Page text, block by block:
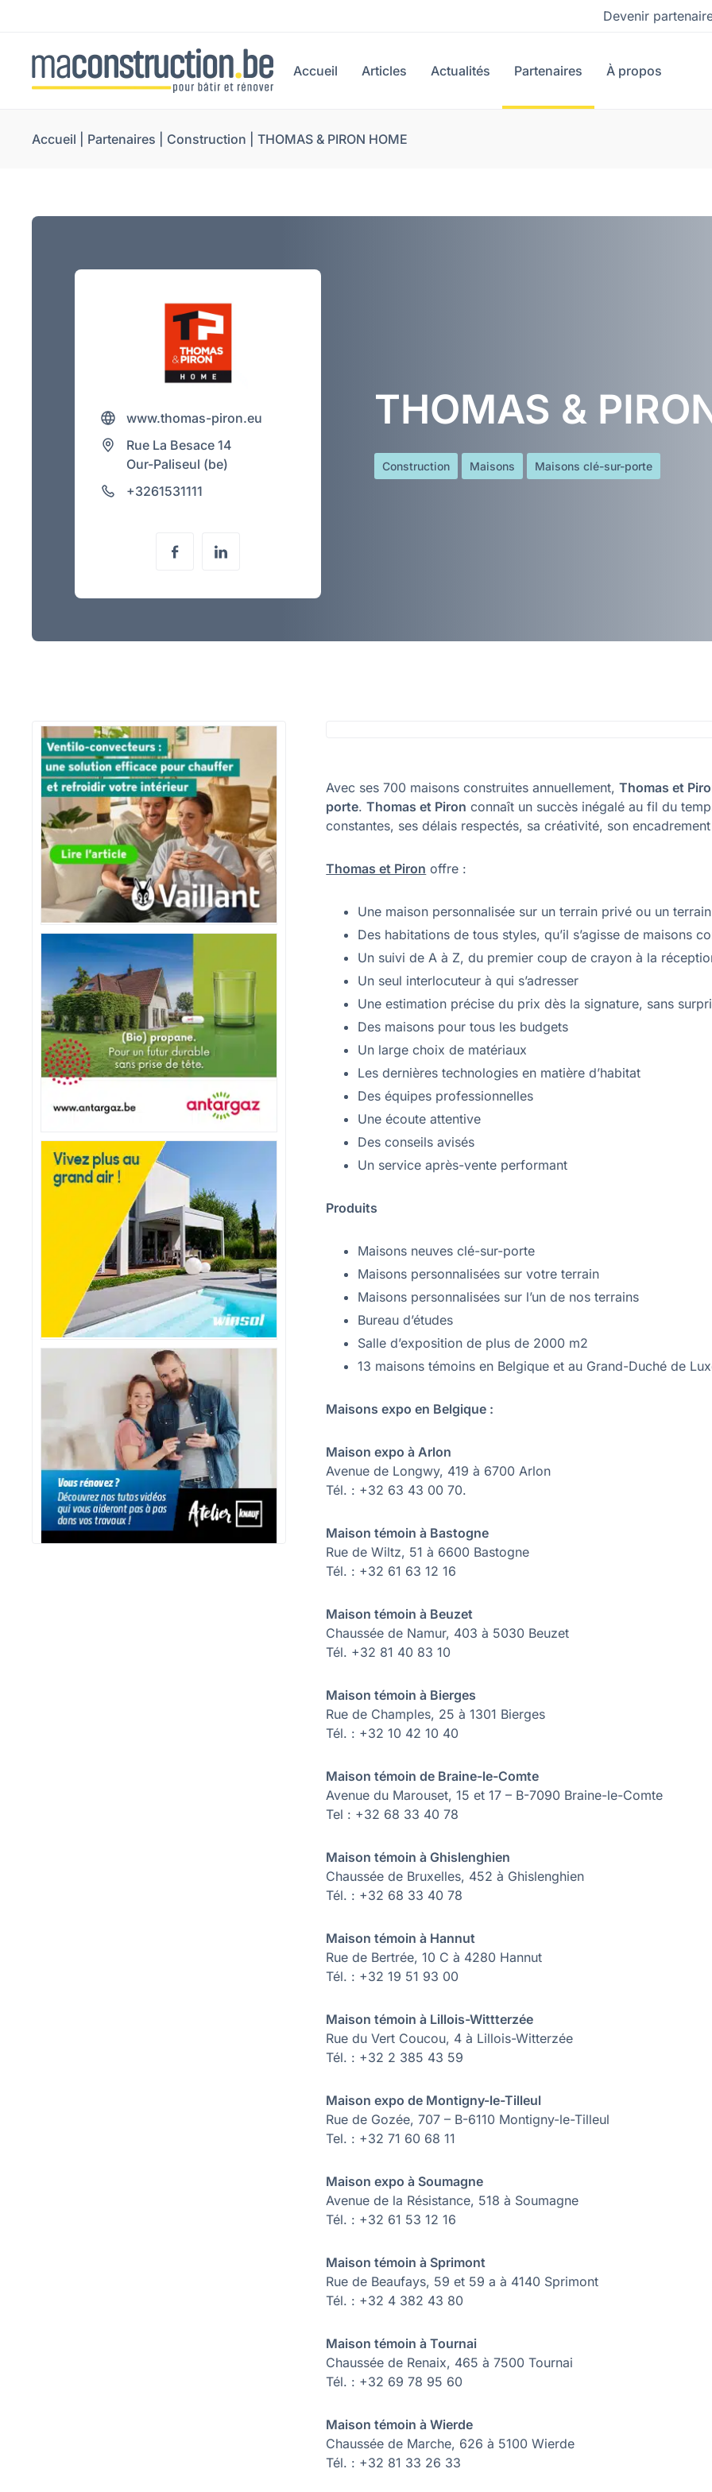
Devenir
Accueil Articles Actualités Partenaires À propos
Accueil Partenaires Construction |THOMAS & PIRON HOME
THOMAS &
Construction Maisons Maisons clé-sur-porte
www.thomas-piron.eu
Rue La Besace 14
Our-Paliseul (be)
+3261531111
Avec ses 700 maisons construites annuellement,Thomas et
porte.Thomas et Piron connaît un succès inégalé au fil du
constantes, ses délais respectés, sa créativité, son
Thomas et Piron offre :
Une maison personnalisée sur un terrain privé ou un
Des habitations de tous styles, qu’il s’agisse de maisons
Un suivi de A à Z, du premier coup de crayon à la
Un seul interlocuteur à qui s’adresser
Une estimation précise du prix dès la signature, sans
Des maisons pour tous les budgets
Un large choix de matériaux
Les dernières technologies en matière d’habitat
Des équipes professionnelles
Une écoute attentive
Des conseils avisés
Un service après-vente performant
Produits
Maisons neuves clé-sur-porte
Maisons personnalisées sur votre terrain
Maisons personnalisées sur l’un de nos terrains
Bureau d’études
Salle d’exposition de plus de 2000 m2
13 maisons témoins en Belgique et au Grand-Duché de
Maisons expo en Belgique :
Maison expo à Arlon
Avenue de Longwy, 419 à 6700 Arlon
Tél. : +32 63 43 00 70.
Maison témoin à Bastogne
Rue de Wiltz, 51 à 6600 Bastogne
Tél. : +32 61 63 12 16
Maison témoin à Beuzet
Chaussée de Namur, 403 à 5030 Beuzet
Tél. +32 81 40 83 10
Maison témoin à Bierges
Rue de Champles, 25 à 1301 Bierges
Tél. : +32 10 42 10 40
Maison témoin de Braine-le-Comte
Avenue du Marouset, 15 et 17 – B-7090 Braine-le-Comte
Tel : +32 68 33 40 78
Maison témoin à Ghislenghien
Chaussée de Bruxelles, 452 à Ghislenghien
Tél. : +32 68 33 40 78
Maison témoin à Hannut
Rue de Bertrée, 10 C à 4280 Hannut
Tél. : +32 19 51 93 00
Maison témoin à Lillois-Wittterzée
Rue du Vert Coucou, 4 à Lillois-Witterzée
Tél. : +32 2 385 43 59
Maison expo de Montigny-le-Tilleul
Rue de Gozée, 707 – B-6110 Montigny-le-Tilleul
Tel. : +32 71 60 68 11
Maison expo à Soumagne
Avenue de la Résistance, 518 à Soumagne
Tél. : +32 61 53 12 16
Maison témoin à Sprimont
Rue de Beaufays, 59 et 59 a à 4140 Sprimont
Tél. : +32 4 382 43 80
Maison témoin à Tournai
Chaussée de Renaix, 465 à 7500 Tournai
Tél. : +32 69 78 95 60
Maison témoin à Wierde
Chaussée de Marche, 626 à 5100 Wierde
Tél. : +32 81 33 26 33